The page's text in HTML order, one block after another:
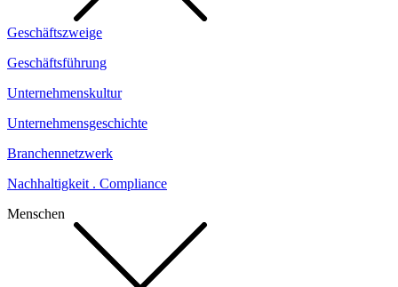
Geschäftszweige
Geschäftsführung
Unternehmenskultur
Unternehmensgeschichte
Branchennetzwerk
Nachhaltigkeit . Compliance
Menschen